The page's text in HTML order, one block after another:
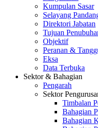
Kumpulan Sasar
Selayang
Direktori Jabatan
Tujuan
Objektif
Peranan &
Eksa
Data Terbuka
Sektor & Bahagian
Pengarah
Sektor
Timbalan
Bahagian
Bahagian